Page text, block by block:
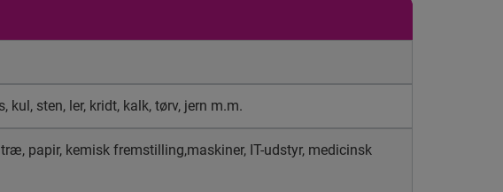
sten, ler, kridt, kalk, tørv, jern m.m.
papir, kemisk fremstilling,maskiner, IT-udstyr, medicinsk